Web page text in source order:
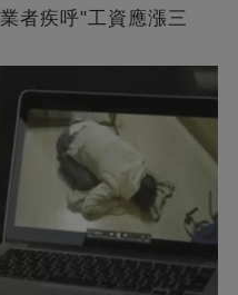
者疾呼"工資應漲三